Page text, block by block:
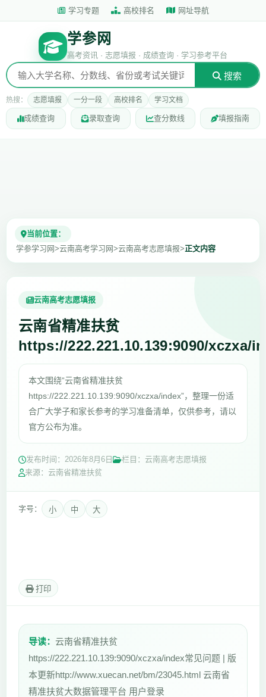
学习专题 高校排名 网址导航
学参网
高考资讯 · 志愿填报 · 成绩查询 · 学习参考平台
搜索
热搜： 志愿填报 一分一段 高校排名 学习文档
成绩查询 录取查询 查分数线 填报指南
当前位置：
学参学习网>云南高考学习网>云南高考志愿填报>正文内容
云南高考志愿填报
云南省精准扶贫
https://222.221.10.139:9090/xczxa/
本文围绕“云南省精准扶贫
https://222.221.10.139:9090/xczxa/index”，整理一份适
合广大学子和家长参考的学习准备清单，仅供参考，请以
官方公布为准。
发布时间： 2026年8月6日
栏目：云南高考志愿填报
来源：云南省精准扶贫
字号： 小 中 大
打印
导读： 云南省精准扶贫
https://222.221.10.139:9090/xczxa/index常见问题 | 版
本更新http://www.xuecan.net/bm/23045.html 云南省
精准扶贫大数据管理平台 用户登录